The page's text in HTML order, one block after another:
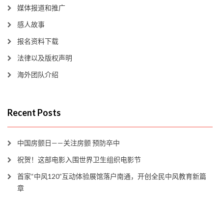
媒体报道和推广
感人故事
报名资料下载
法律以及版权声明
海外团队介绍
Recent Posts
中国房颤日——关注房颤 预防卒中
祝贺！这部电影入围世界卫生组织电影节
首家“中风120”互动体验展馆落户南通，开创全民中风教育新篇
章